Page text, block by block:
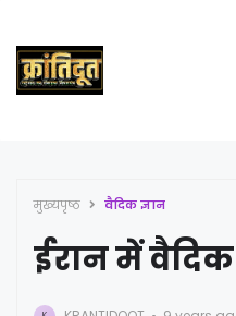
मुख्यपृष्ठ वैदिक ज्ञान
ईरान में